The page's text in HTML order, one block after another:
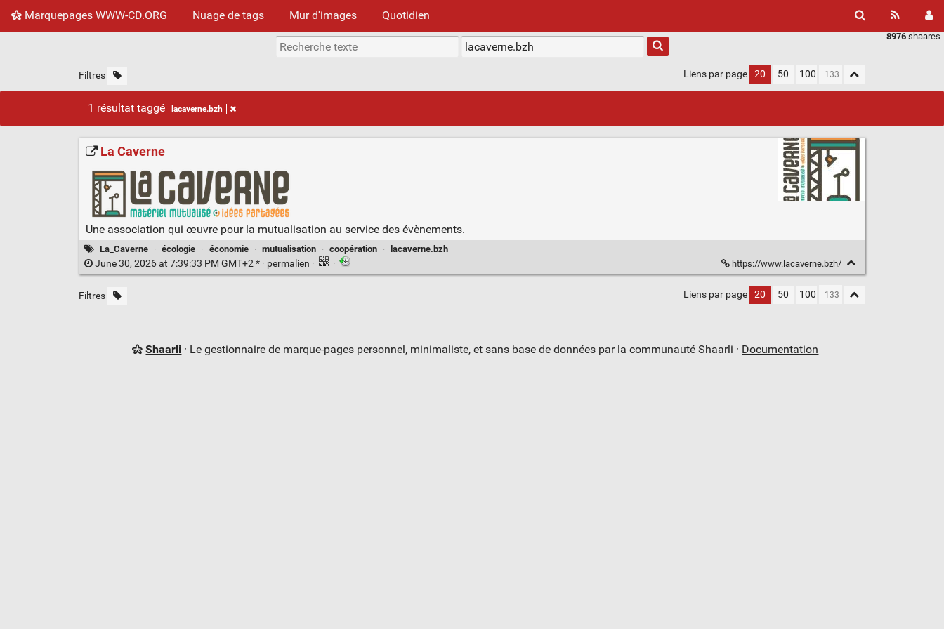
Marquepages WWW-CD.ORG Nuage de tags Mur d'images Quotidien
8976 shaares
Filtres Liens par page 20 50 100
1 résultat taggé lacaverne.bzh
La Caverne
Une association qui œuvre pour la mutualisation au service des évènements.
La_Caverne · écologie · économie · mutualisation · coopération · lacaverne.bzh
June 30, 2026 at 7:39:33 PM GMT+2 * · permalien · · https://www.lacaverne.bzh/
Filtres Liens par page 20 50 100
Shaarli · Le gestionnaire de marque-pages personnel, minimaliste, et sans base de données par la communauté Shaarli · Documentation